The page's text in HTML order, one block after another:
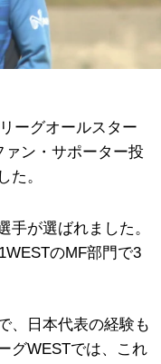
ーグオールスター
ン・サポーター投
た。
が選ばれました。
のMF部門で3
、日本代表の経験も
グWESTでは、これ